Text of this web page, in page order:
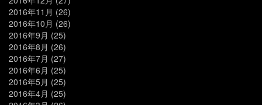
2016年11月 (26)
2016年10月 (26)
2016年9月 (25)
2016年8月 (26)
2016年7月 (27)
2016年6月 (25)
2016年5月 (25)
2016年4月 (25)